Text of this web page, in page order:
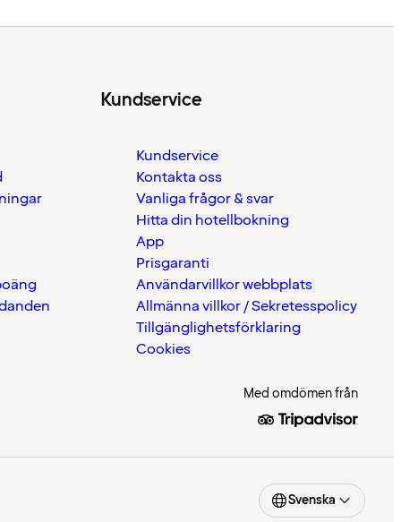
Kundservice
Kundservice
Kontakta oss
Vanliga frågor & svar
Hitta din hotellbokning
App
Prisgaranti
Användarvillkor webbplats
Allmänna villkor / Sekretesspolicy
Tillgänglighetsförklaring
Cookies
Med omdömen från
Svenska